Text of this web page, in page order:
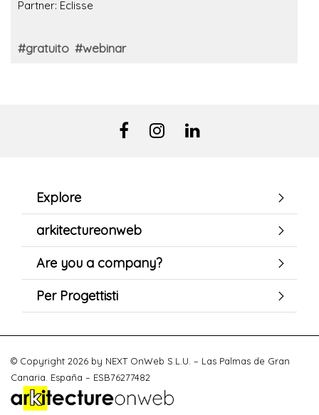
Partner: Eclisse
#gratuito #webinar
Explore
arkitectureonweb
Are you a company?
Per Progettisti
© Copyright 2026 by NEXT OnWeb S.L.U. – Las Palmas de Gran
Canaria. España – ESB76277482